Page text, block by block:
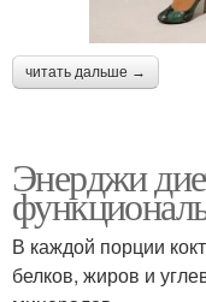
читать дальше →
Энерджи
В каждой порции
белков, жиров и